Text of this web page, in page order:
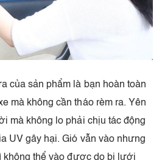
của sản phẩm là bạn hoàn toàn
mà không cần tháo rèm ra. Yên
mà không lo phải chịu tác động
UV gây hại. Gió vẫn vào nhưng
không thể vào được do bị lưới